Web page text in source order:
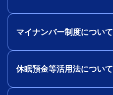
マイナンバー制度について
休眠預金等活用法について